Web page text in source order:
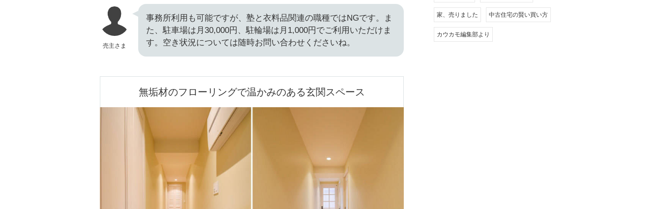
売主さま
事務所利用も可能ですが、塾と衣料品関連の職種ではNGです。ま
た、駐車場は月30,000円、駐輪場は月1,000円でご利用いただけま
す。空き状況については随時お問い合わせくださいね。
無垢材のフローリングで温かみのある玄関スペース
家、売りました 中古住宅の賢い買い方
カウカモ編集部より